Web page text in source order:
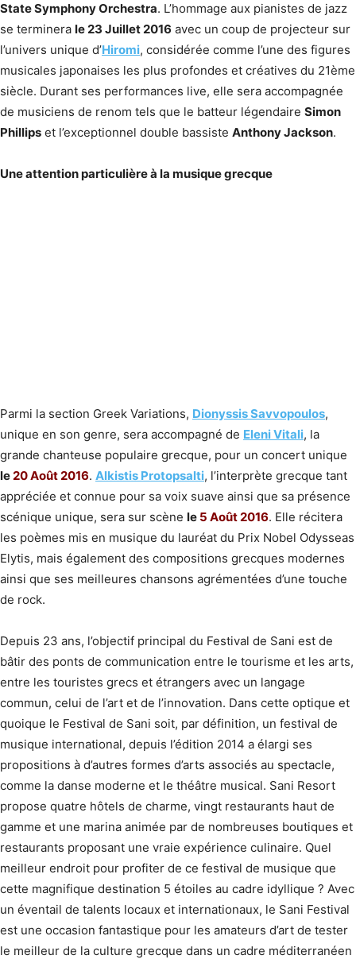
State Symphony Orchestra. L’hommage aux pianistes de jazz
se terminera le 23 Juillet 2016 avec un coup de projecteur sur
l’univers unique d’Hiromi, considérée comme l’une des figures
musicales japonaises les plus profondes et créatives du 21ème
siècle. Durant ses performances live, elle sera accompagnée
de musiciens de renom tels que le batteur légendaire Simon
Phillips et l’exceptionnel double bassiste Anthony Jackson.
Une attention particulière à la musique grecque
Parmi la section Greek Variations, Dionyssis Savvopoulos,
unique en son genre, sera accompagné de Eleni Vitali, la
grande chanteuse populaire grecque, pour un concert unique
le20 Août 2016. Alkistis Protopsalti, l’interprète grecque tant
appréciée et connue pour sa voix suave ainsi que sa présence
scénique unique, sera sur scène le 5 Août 2016. Elle récitera
les poèmes mis en musique du lauréat du Prix Nobel Odysseas
Elytis, mais également des compositions grecques modernes
ainsi que ses meilleures chansons agrémentées d’une touche
de rock.
Depuis 23 ans, l’objectif principal du Festival de Sani est de
bâtir des ponts de communication entre le tourisme et les arts,
entre les touristes grecs et étrangers avec un langage
commun, celui de l’art et de l’innovation. Dans cette optique et
quoique le Festival de Sani soit, par définition, un festival de
musique international, depuis l’édition 2014 a élargi ses
propositions à d’autres formes d’arts associés au spectacle,
comme la danse moderne et le théâtre musical. Sani Resort
propose quatre hôtels de charme, vingt restaurants haut de
gamme et une marina animée par de nombreuses boutiques et
restaurants proposant une vraie expérience culinaire. Quel
meilleur endroit pour profiter de ce festival de musique que
cette magnifique destination 5 étoiles au cadre idyllique ? Avec
un éventail de talents locaux et internationaux, le Sani Festival
est une occasion fantastique pour les amateurs d’art de tester
le meilleur de la culture grecque dans un cadre méditerranéen